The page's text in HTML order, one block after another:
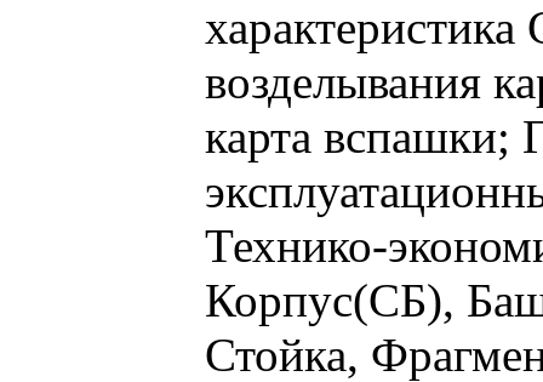
возделывания
карта вспашки;
Технико-
Корпус(СБ),
Стойка,